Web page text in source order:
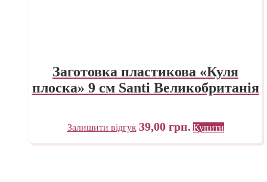
Заготовка пластикова «Куля
плоска» 9 см Santi Великобританія
Залишити відгук 39,00 грн. Купити